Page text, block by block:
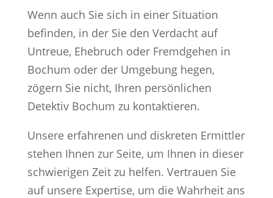
Wenn auch Sie sich in einer Situation
befinden, in der Sie den Verdacht auf
Untreue, Ehebruch oder Fremdgehen in
Bochum oder der Umgebung hegen,
zögern Sie nicht, Ihren persönlichen
Detektiv Bochum zu kontaktieren.
Unsere erfahrenen und diskreten Ermittler
stehen Ihnen zur Seite, um Ihnen in dieser
schwierigen Zeit zu helfen. Vertrauen Sie
auf unsere Expertise, um die Wahrheit ans